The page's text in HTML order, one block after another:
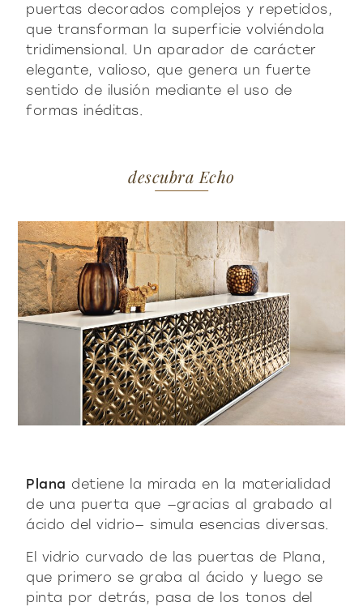
puertas decorados complejos y repetidos,
que transforman la superficie volviéndola
tridimensional. Un aparador de carácter
elegante, valioso, que genera un fuerte
sentido de ilusión mediante el uso de
formas inéditas.
descubra Echo
Plana detiene la mirada en la materialidad
de una puerta que —gracias al grabado al
ácido del vidrio— simula esencias diversas.
El vidrio curvado de las puertas de Plana,
que primero se graba al ácido y luego se
pinta por detrás, pasa de los tonos del